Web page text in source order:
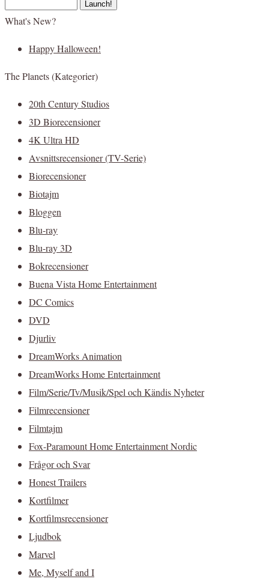
What's New?
Happy Halloween!
The Planets (Kategorier)
20th Century Studios
3D Biorecensioner
4K Ultra HD
Avsnittsrecensioner (TV-Serie)
Biorecensioner
Biotajm
Bloggen
Blu-ray
Blu-ray 3D
Bokrecensioner
Buena Vista Home Entertainment
DC Comics
DVD
Djurliv
DreamWorks Animation
DreamWorks Home Entertainment
Film/Serie/Tv/Musik/Spel och Kändis Nyheter
Filmrecensioner
Filmtajm
Fox-Paramount Home Entertainment Nordic
Frågor och Svar
Honest Trailers
Kortfilmer
Kortfilmsrecensioner
Ljudbok
Marvel
Me, Myself and I